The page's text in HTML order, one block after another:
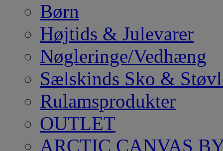
Børn
Højtids & Julevarer
Nøgleringe/Vedhæng
Sælskinds Sko &
Rulamsprodukter
OUTLET
ARCTIC CANVAS